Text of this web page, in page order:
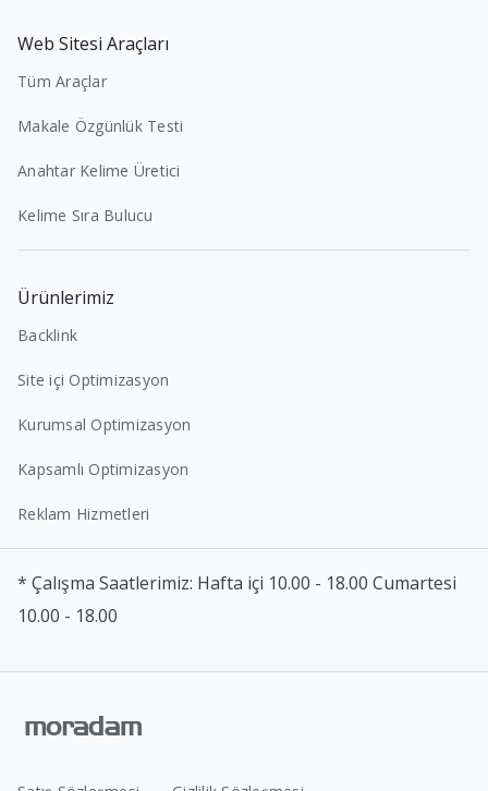
Web Sitesi Araçları
Tüm Araçlar
Makale Özgünlük Testi
Anahtar Kelime Üretici
Kelime Sıra Bulucu
Ürünlerimiz
Backlink
Site içi Optimizasyon
Kurumsal Optimizasyon
Kapsamlı Optimizasyon
Reklam Hizmetleri
* Çalışma Saatlerimiz: Hafta içi 10.00 - 18.00 Cumartesi
10.00 - 18.00